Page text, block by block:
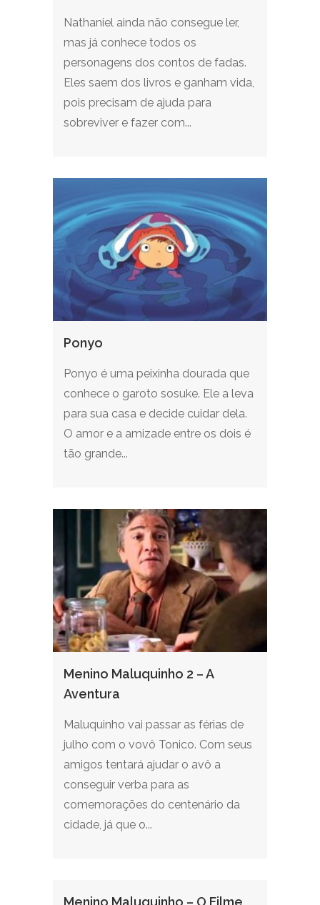
Nathaniel ainda não consegue ler,
mas já conhece todos os
personagens dos contos de fadas.
Eles saem dos livros e ganham vida,
pois precisam de ajuda para
sobreviver e fazer com...
Ponyo
Ponyo é uma peixinha dourada que
conhece o garoto sosuke. Ele a leva
para sua casa e decide cuidar dela.
O amor e a amizade entre os dois é
tão grande...
Menino Maluquinho 2 – A
Aventura
Maluquinho vai passar as férias de
julho com o vovô Tonico. Com seus
amigos tentará ajudar o avô a
conseguir verba para as
comemorações do centenário da
cidade, já que o...
Menino Maluquinho – O Filme